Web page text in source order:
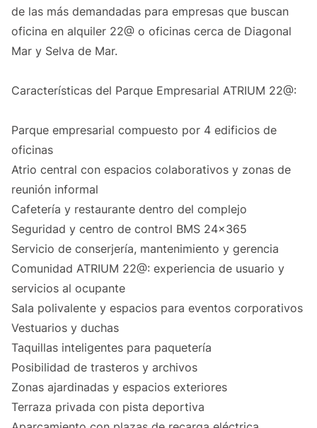
de las más demandadas para empresas que buscan
oficina en alquiler 22@ o oficinas cerca de Diagonal
Mar y Selva de Mar.
Características del Parque Empresarial ATRIUM 22@:
Parque empresarial compuesto por 4 edificios de
oficinas
Atrio central con espacios colaborativos y zonas de
reunión informal
Cafetería y restaurante dentro del complejo
Seguridad y centro de control BMS 24x365
Servicio de conserjería, mantenimiento y gerencia
Comunidad ATRIUM 22@: experiencia de usuario y
servicios al ocupante
Sala polivalente y espacios para eventos corporativos
Vestuarios y duchas
Taquillas inteligentes para paquetería
Posibilidad de trasteros y archivos
Zonas ajardinadas y espacios exteriores
Terraza privada con pista deportiva